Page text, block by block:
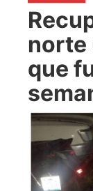
norte
que